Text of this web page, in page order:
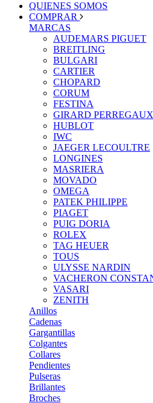
QUIENES SOMOS
COMPRAR
MARCAS
AUDEMARS PIGUET
BREITLING
BULGARI
CARTIER
CHOPARD
CORUM
FESTINA
GIRARD PERREGAUX
HUBLOT
IWC
JAEGER LECOULTRE
LONGINES
MASRIERA
MOVADO
OMEGA
PATEK PHILIPPE
PIAGET
PUIG DORIA
ROLEX
TAG HEUER
TOUS
ULYSSE NARDIN
VACHERON
VASARI
ZENITH
Anillos
Cadenas
Gargantillas
Colgantes
Collares
Pendientes
Pulseras
Brillantes
Broches